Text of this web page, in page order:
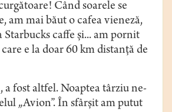
Când soarele se
am mai băut o cafea vieneză,
Starbucks caffe şi... am pornit
e la doar 60 km distanţă de
a fost altfel. Noaptea târziu ne-
„Avion”. În sfârşit am putut